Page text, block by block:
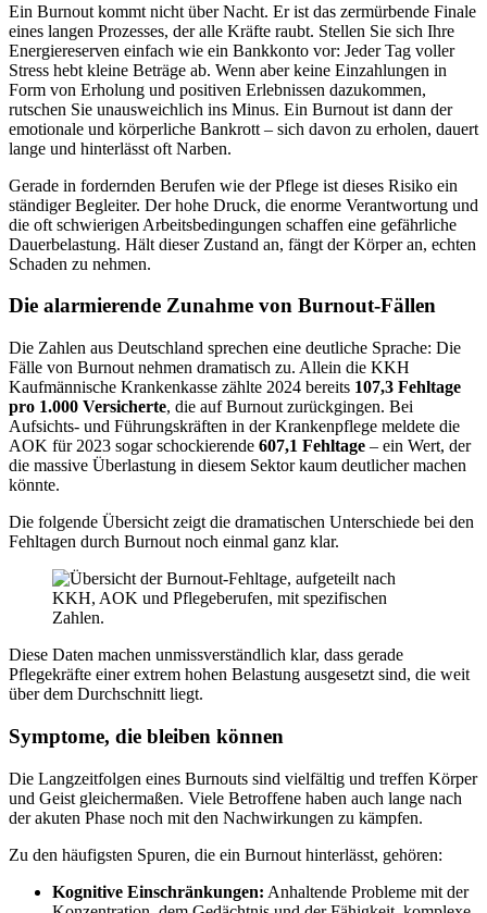
Ein Burnout kommt nicht über Nacht. Er ist das zermürbende Finale
eines langen Prozesses, der alle Kräfte raubt. Stellen Sie sich Ihre
Energiereserven einfach wie ein Bankkonto vor: Jeder Tag voller
Stress hebt kleine Beträge ab. Wenn aber keine Einzahlungen in
Form von Erholung und positiven Erlebnissen dazukommen,
rutschen Sie unausweichlich ins Minus. Ein Burnout ist dann der
emotionale und körperliche Bankrott – sich davon zu erholen, dauert
lange und hinterlässt oft Narben.
Gerade in fordernden Berufen wie der Pflege ist dieses Risiko ein
ständiger Begleiter. Der hohe Druck, die enorme Verantwortung und
die oft schwierigen Arbeitsbedingungen schaffen eine gefährliche
Dauerbelastung. Hält dieser Zustand an, fängt der Körper an, echten
Schaden zu nehmen.
Die alarmierende Zunahme von Burnout-Fällen
Die Zahlen aus Deutschland sprechen eine deutliche Sprache: Die
Fälle von Burnout nehmen dramatisch zu. Allein die KKH
Kaufmännische Krankenkasse zählte 2024 bereits 107,3 Fehltage
pro 1.000 Versicherte, die auf Burnout zurückgingen. Bei
Aufsichts- und Führungskräften in der Krankenpflege meldete die
AOK für 2023 sogar schockierende 607,1 Fehltage – ein Wert, der
die massive Überlastung in diesem Sektor kaum deutlicher machen
könnte.
Die folgende Übersicht zeigt die dramatischen Unterschiede bei den
Fehltagen durch Burnout noch einmal ganz klar.
Diese Daten machen unmissverständlich klar, dass gerade
Pflegekräfte einer extrem hohen Belastung ausgesetzt sind, die weit
über dem Durchschnitt liegt.
Symptome, die bleiben können
Die Langzeitfolgen eines Burnouts sind vielfältig und treffen Körper
und Geist gleichermaßen. Viele Betroffene haben auch lange nach
der akuten Phase noch mit den Nachwirkungen zu kämpfen.
Zu den häufigsten Spuren, die ein Burnout hinterlässt, gehören:
Kognitive Einschränkungen: Anhaltende Probleme mit der